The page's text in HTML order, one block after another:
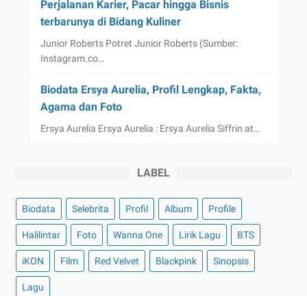
Perjalanan Karier, Pacar hingga Bisnis
terbarunya di Bidang Kuliner
Junior Roberts Potret Junior Roberts (Sumber:
Instagram.co…
Biodata Ersya Aurelia, Profil Lengkap, Fakta,
Agama dan Foto
Ersya Aurelia Ersya Aurelia : Ersya Aurelia Siffrin at…
LABEL
Biodata Selebrita Profil Album Profile
Halilintar Foto Wanna One Lirik Lagu BTS
iKON Film Red Velvet Blackpink Sinopsis
Lagu